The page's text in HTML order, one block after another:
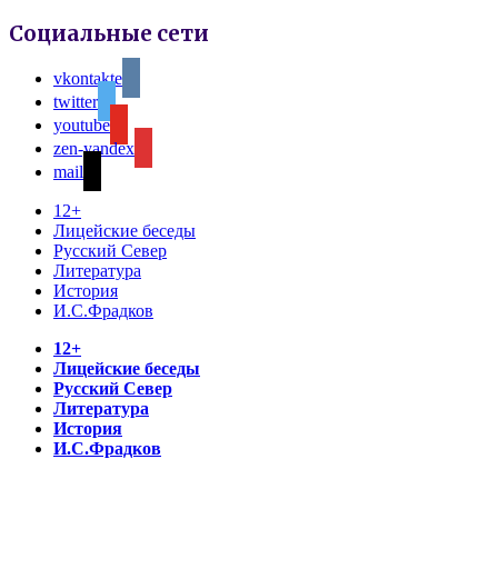
Социальные сети
vkontakte
twitter
youtube
zen-yandex
mail
12+
Лицейские беседы
Русский Север
Литература
История
И.С.Фрадков
12+
Лицейские беседы
Русский Север
Литература
История
И.С.Фрадков